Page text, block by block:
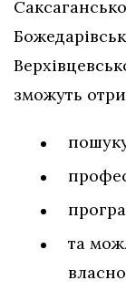
зможуть
та